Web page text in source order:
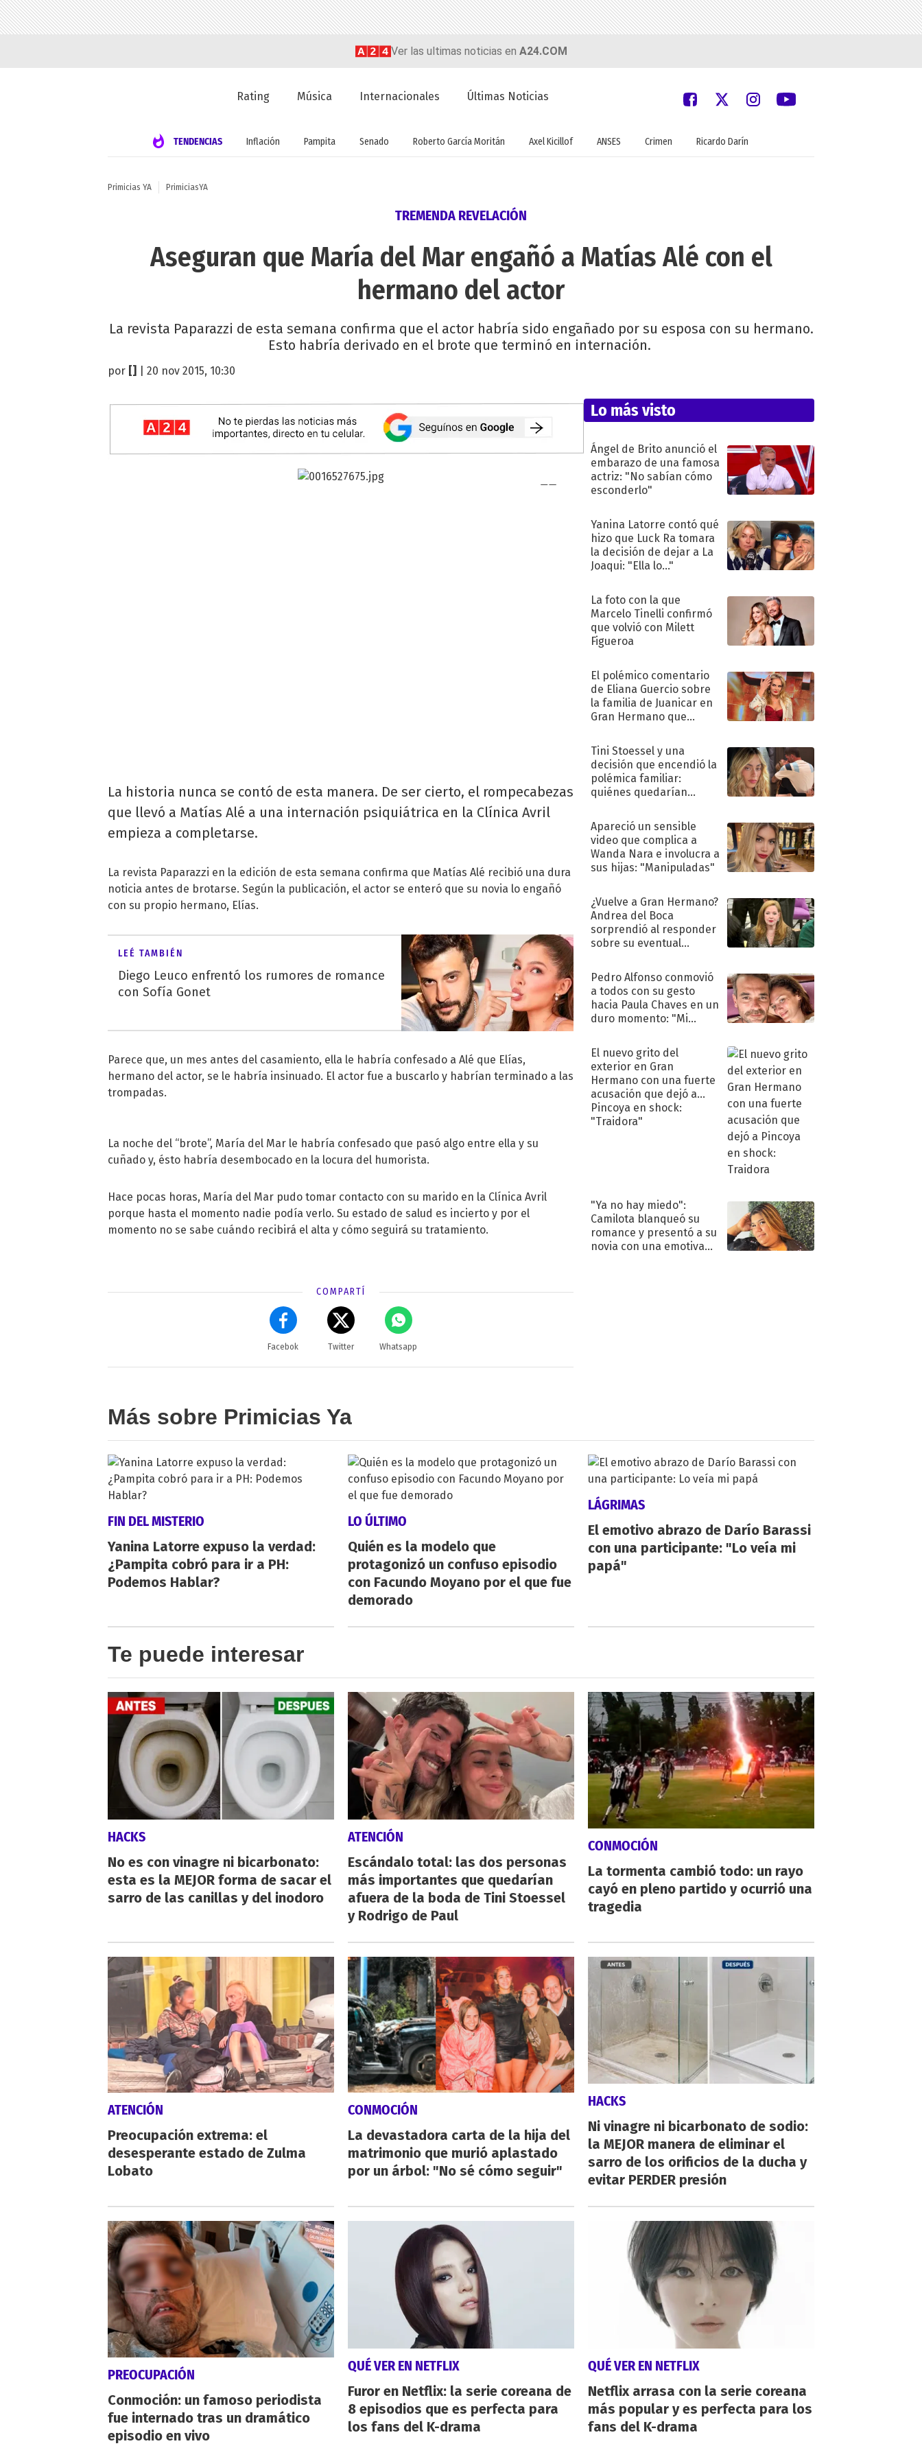
Ver las ultimas noticias en A24.COM
Rating Música Internacionales Últimas Noticias
TENDENCIAS Inflación Pampita Senado Roberto García Moritán Axel Kicillof ANSES Crimen Ricardo Darín
Primicias YA PrimiciasYA
TREMENDA REVELACIÓN
Aseguran que María del Mar engañó a Matías Alé con el
hermano del actor
La revista Paparazzi de esta semana confirma que el actor habría sido engañado por su esposa con su hermano.
Esto habría derivado en el brote que terminó en internación.
por | 20 nov 2015, 10:30
La historia nunca se contó de esta manera. De ser cierto, el rompecabezas
que llevó a Matías Alé a una internación psiquiátrica en la Clínica Avril
empieza a completarse.
La revista Paparazzi en la edición de esta semana confirma que Matías Alé recibió una dura
noticia antes de brotarse. Según la publicación, el actor se enteró que su novia lo engañó
con su propio hermano, Elías.
LEÉ TAMBIÉN
Diego Leuco enfrentó los rumores de romance
con Sofía Gonet
Parece que, un mes antes del casamiento, ella le habría confesado a Alé que Elías,
hermano del actor, se le habría insinuado. El actor fue a buscarlo y habrían terminado a las
trompadas.
La noche del “brote”, María del Mar le habría confesado que pasó algo entre ella y su
cuñado y, ésto habría desembocado en la locura del humorista.
Hace pocas horas, María del Mar pudo tomar contacto con su marido en la Clínica Avril
porque hasta el momento nadie podía verlo. Su estado de salud es incierto y por el
momento no se sabe cuándo recibirá el alta y cómo seguirá su tratamiento.
COMPARTÍ
Facebok Twitter Whatsapp
Lo más visto
Ángel de Brito anunció el
embarazo de una famosa
actriz: "No sabían cómo
esconderlo"
Yanina Latorre contó qué
hizo que Luck Ra tomara
la decisión de dejar a La
Joaqui: "Ella lo..."
La foto con la que
Marcelo Tinelli confirmó
que volvió con Milett
Figueroa
El polémico comentario
de Eliana Guercio sobre
la familia de Juanicar en
Gran Hermano que
Tini Stoessel y una
decisión que encendió la
polémica familiar:
quiénes quedarían
Apareció un sensible
video que complica a
Wanda Nara e involucra a
sus hijas: "Manipuladas"
¿Vuelve a Gran Hermano?
Andrea del Boca
sorprendió al responder
sobre su eventual
Pedro Alfonso conmovió
a todos con su gesto
hacia Paula Chaves en un
duro momento: "Mi
terapéutico"
El nuevo grito del
exterior en Gran
Hermano con una fuerte
acusación que dejó a
Pincoya en shock:
"Traidora"
"Ya no hay miedo":
Camilota blanqueó su
romance y presentó a su
novia con una emotiva
Más sobre Primicias Ya
FIN DEL MISTERIO
Yanina Latorre expuso la verdad:
¿Pampita cobró para ir a PH:
Podemos Hablar?
LO ÚLTIMO
Quién es la modelo que
protagonizó un confuso episodio
con Facundo Moyano por el que fue
demorado
LÁGRIMAS
El emotivo abrazo de Darío Barassi
con una participante: "Lo veía mi
papá"
Te puede interesar
HACKS
No es con vinagre ni bicarbonato:
esta es la MEJOR forma de sacar el
sarro de las canillas y del inodoro
ATENCIÓN
Escándalo total: las dos personas
más importantes que quedarían
afuera de la boda de Tini Stoessel
y Rodrigo de Paul
CONMOCIÓN
La tormenta cambió todo: un rayo
cayó en pleno partido y ocurrió una
tragedia
ATENCIÓN
Preocupación extrema: el
desesperante estado de Zulma
Lobato
CONMOCIÓN
La devastadora carta de la hija del
matrimonio que murió aplastado
por un árbol: "No sé cómo seguir"
HACKS
Ni vinagre ni bicarbonato de sodio:
la MEJOR manera de eliminar el
sarro de los orificios de la ducha y
evitar PERDER presión
PREOCUPACIÓN
Conmoción: un famoso periodista
fue internado tras un dramático
episodio en vivo
QUÉ VER EN NETFLIX
Furor en Netflix: la serie coreana de
8 episodios que es perfecta para
los fans del K-drama
QUÉ VER EN NETFLIX
Netflix arrasa con la serie coreana
más popular y es perfecta para los
fans del K-drama